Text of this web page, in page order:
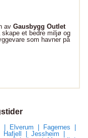
avGausbygg Outlet
et bedre miljø og
som havner på
Elverum
Fagernes
Hafjell
Jessheim